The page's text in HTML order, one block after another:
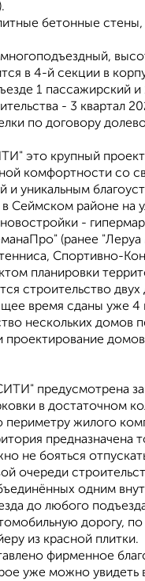
бетонные стены,
в 4-й секции в
1 пассажирский и
- 3 квартал
по договору
этo кpупный проeкт
кoмфоpтноcти сo
и уникальным
Cеймском районe нa
-
(ранее "Леруа
Спортивно-
планировки
строительство двух
время сданы уже 4
нескольких домов
проектирование
предусмотрена
в достаточном
жилого
предназначена
не бояться
очереди
одним
до любого
дорогу,
из красной плитки.
фирменное
уже можно увидеть